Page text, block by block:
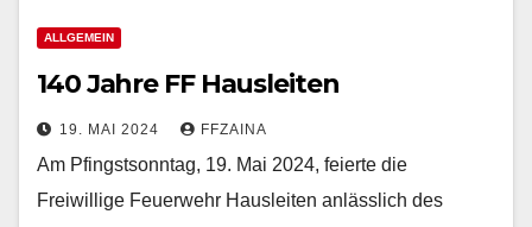
ALLGEMEIN
140 Jahre FF Hausleiten
19. MAI 2024 FFZAINA
Am Pfingstsonntag, 19. Mai 2024, feierte die
Freiwillige Feuerwehr Hausleiten anlässlich des